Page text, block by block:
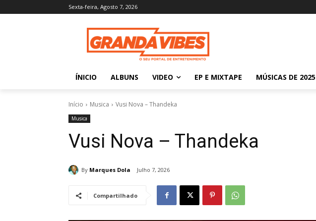
Sexta-feira, Agosto 7, 2026
ÍNICIO ALBUNS VIDEO EP E MIXTAPE MÚSICAS DE 2025
Início Musica Vusi Nova – Thandeka
Musica
Vusi Nova – Thandeka
By Marques Dola Julho 7, 2026
Compartilhado